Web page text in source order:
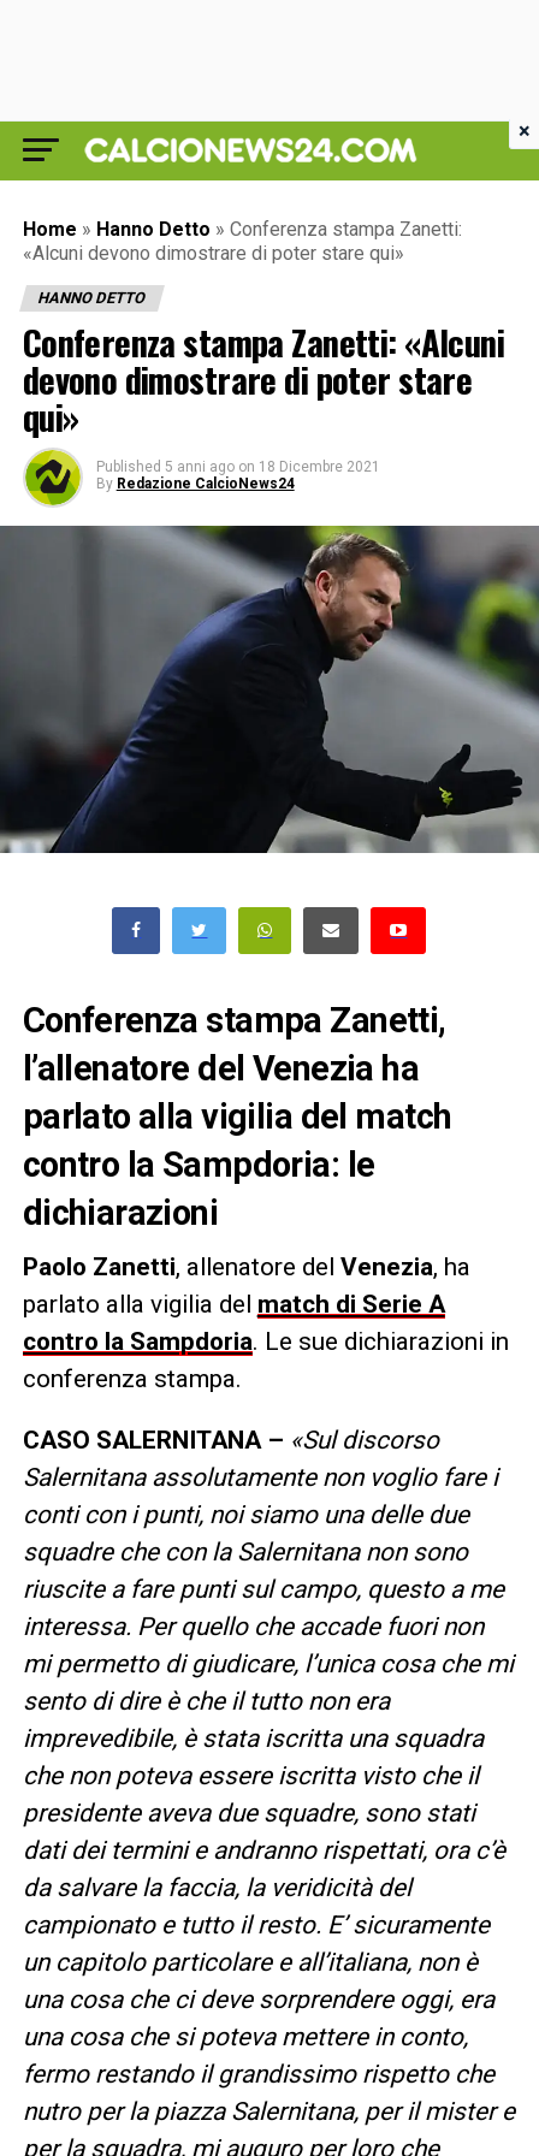
Home » Hanno Detto » Conferenza stampa Zanetti:
«Alcuni devono dimostrare di poter stare qui»
HANNO DETTO
Conferenza stampa Zanetti: «Alcuni
devono dimostrare di poter stare
qui»
Published 5 anni ago on 18 Dicembre 2021
By Redazione CalcioNews24
Conferenza stampa Zanetti,
l’allenatore del Venezia ha
parlato alla vigilia del match
contro la Sampdoria: le
dichiarazioni
Paolo Zanetti, allenatore del Venezia, ha
parlato alla vigilia del match di Serie A
contro la Sampdoria. Le sue dichiarazioni in
conferenza stampa.
CASO SALERNITANA – «Sul discorso
Salernitana assolutamente non voglio fare i
conti con i punti, noi siamo una delle due
squadre che con la Salernitana non sono
riuscite a fare punti sul campo, questo a me
interessa. Per quello che accade fuori non
mi permetto di giudicare, l’unica cosa che mi
sento di dire è che il tutto non era
imprevedibile, è stata iscritta una squadra
che non poteva essere iscritta visto che il
presidente aveva due squadre, sono stati
dati dei termini e andranno rispettati, ora c’è
da salvare la faccia, la veridicità del
campionato e tutto il resto. E’ sicuramente
un capitolo particolare e all’italiana, non è
una cosa che ci deve sorprendere oggi, era
una cosa che si poteva mettere in conto,
fermo restando il grandissimo rispetto che
nutro per la piazza Salernitana, per il mister e
per la squadra, mi auguro per loro che
×